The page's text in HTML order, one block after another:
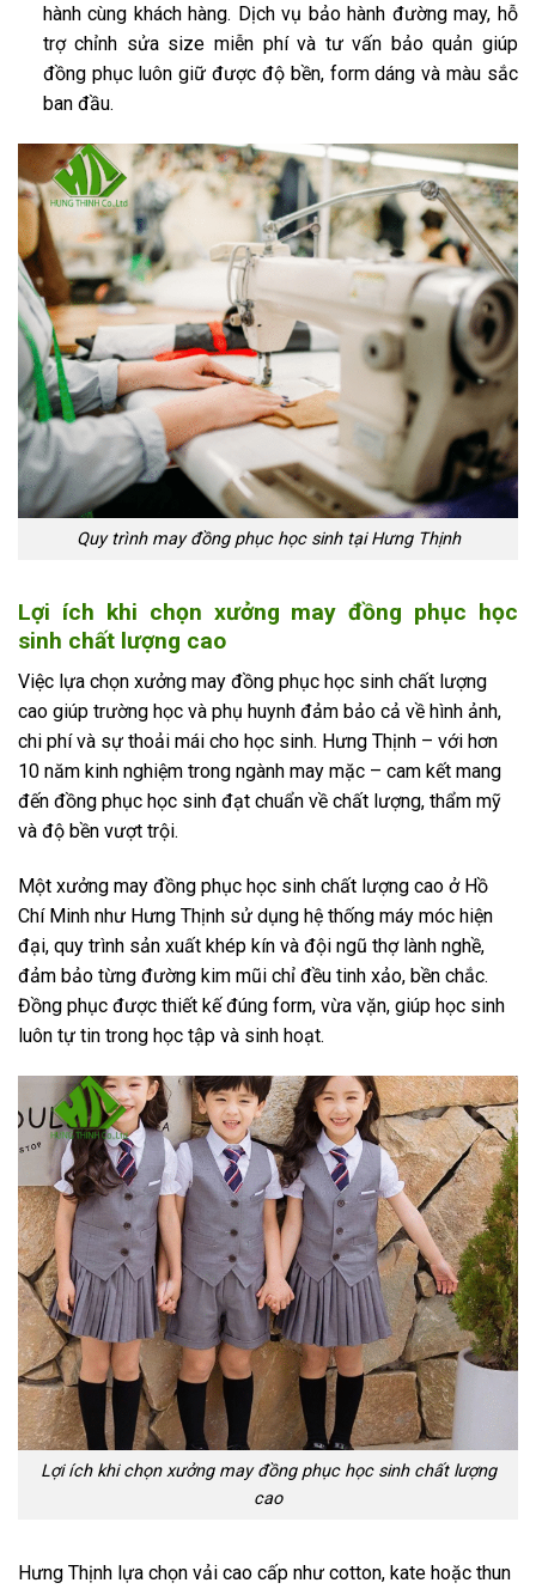
hành cùng khách hàng. Dịch vụ bảo hành đường may, hỗ
trợ chỉnh sửa size miễn phí và tư vấn bảo quản giúp
đồng phục luôn giữ được độ bền, form dáng và màu sắc
ban đầu.
Quy trình may đồng phục học sinh tại Hưng Thịnh
Lợi ích khi chọn xưởng may đồng phục học
sinh chất lượng cao
Việc lựa chọn xưởng may đồng phục học sinh chất lượng
cao giúp trường học và phụ huynh đảm bảo cả về hình ảnh,
chi phí và sự thoải mái cho học sinh. Hưng Thịnh – với hơn
10 năm kinh nghiệm trong ngành may mặc – cam kết mang
đến đồng phục học sinh đạt chuẩn về chất lượng, thẩm mỹ
và độ bền vượt trội.
Một xưởng may đồng phục học sinh chất lượng cao ở Hồ
Chí Minh như Hưng Thịnh sử dụng hệ thống máy móc hiện
đại, quy trình sản xuất khép kín và đội ngũ thợ lành nghề,
đảm bảo từng đường kim mũi chỉ đều tinh xảo, bền chắc.
Đồng phục được thiết kế đúng form, vừa vặn, giúp học sinh
luôn tự tin trong học tập và sinh hoạt.
Lợi ích khi chọn xưởng may đồng phục học sinh chất lượng
cao
Hưng Thịnh lựa chọn vải cao cấp như cotton, kate hoặc thun